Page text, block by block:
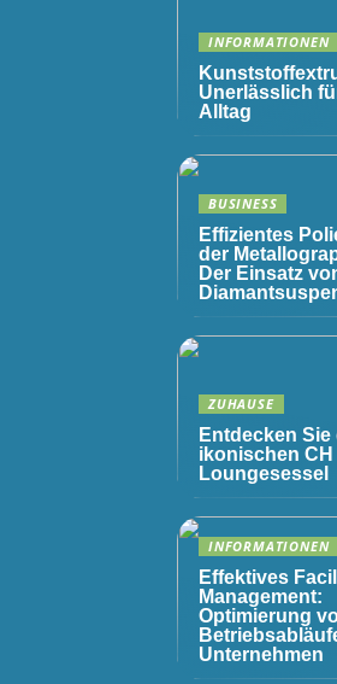
INFORMATIONEN
Unerlässlich
Alltag
BUSINESS
Effizientes
der
Der Einsatz
ZUHAUSE
Entdecken Sie
ikonischen CH
Loungesessel
INFORMATIONEN
Effektives
Management:
Optimierung
Unternehmen